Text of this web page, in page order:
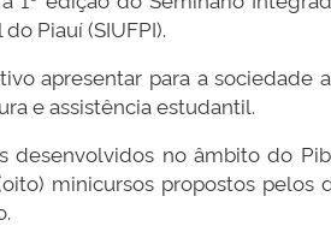
Piauí (SIUFPI).
apresentar para a sociedade
e assistência estudantil.
desenvolvidos no âmbito do
minicursos propostos pelos